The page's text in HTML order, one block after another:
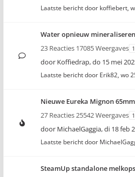
Laatste bericht door koffiebert,
Water opnieuw mineraliseren
23 Reacties 17085 Weergaves 1
door Koffiedrap,do 15 mei
Laatste bericht door Erik82, wo
Nieuwe Eureka Mignon
27 Reacties 25542 Weergaves 1
door MichaelGaggia,di 18 feb
Laatste bericht door
SteamUp standalone